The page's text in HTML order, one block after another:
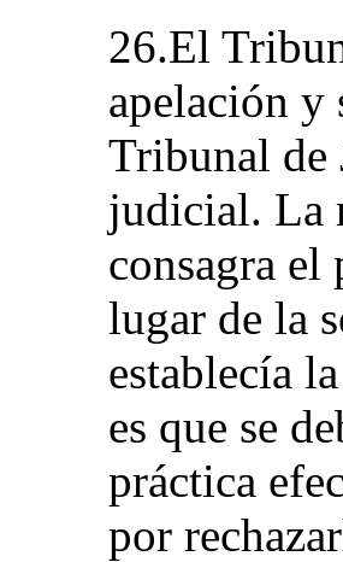
26.El
apelación y
Tribunal de
judicial. La
consagra
lugar de la
establecía
es que se
práctica
por